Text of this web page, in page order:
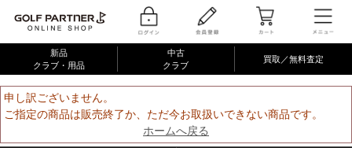
新品
クラブ・用品
中古
クラブ
買取／無料査定
申し訳ございません。
ご指定の商品は販売終了か、ただ今お取扱いできない商品です。
ホームへ戻る